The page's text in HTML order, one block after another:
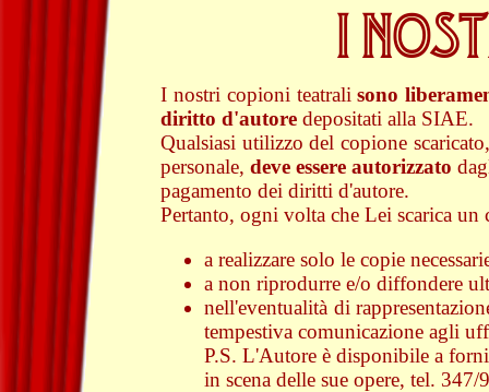
I
I nostri copioni teatralisono
diritto d'autore depositati alla SIAE.
Qualsiasi utilizzo del copione
personale,deve essere autorizzato
pagamento dei diritti d'autore.
Pertanto, ogni volta che Lei scarica
a realizzare solo le copie
a non riprodurre e/o diffondere
nell'eventualità di
tempestiva comunicazione agli
P.S. L'Autore è disponibile a
in scena delle sue opere, tel. 347/